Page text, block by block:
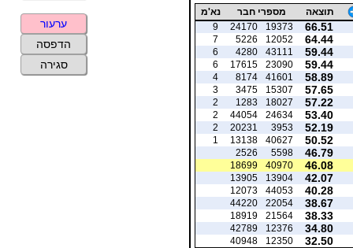
תוצאה מספרי חבר נא'מ
66.51
19373
24170
9
64.44
12052
5226
7
59.44
43111
4280
6
59.44
23090
17615
6
58.89
41601
8174
4
57.65
15307
3475
3
57.22
18027
1283
2
53.40
24634
44054
2
52.19
3953
20231
2
50.52
40627
13138
1
46.79
5598
2526
46.08
40970
18699
42.07
13904
13905
40.28
44053
12073
38.67
22054
44220
38.33
21564
18919
34.80
12376
42789
32.50
12350
40948
ערעור
הדפסה
סגירה